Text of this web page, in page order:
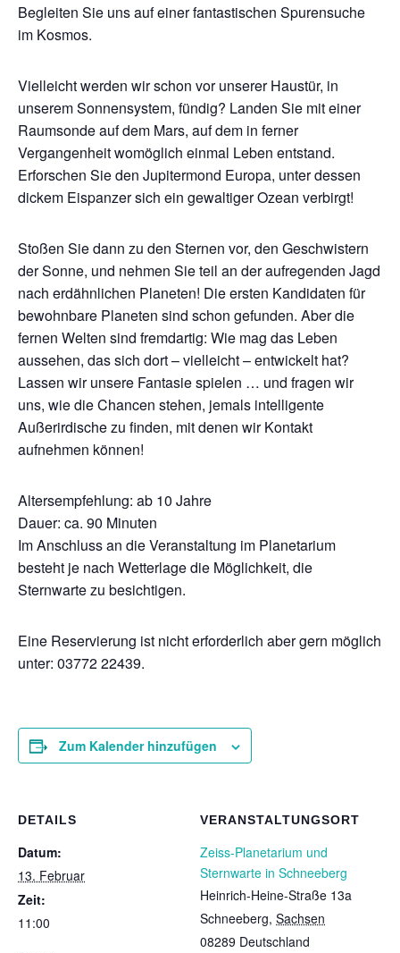
Begleiten Sie uns auf einer fantastischen Spurensuche
im Kosmos.
Vielleicht werden wir schon vor unserer Haustür, in
unserem Sonnensystem, fündig? Landen Sie mit einer
Raumsonde auf dem Mars, auf dem in ferner
Vergangenheit womöglich einmal Leben entstand.
Erforschen Sie den Jupitermond Europa, unter dessen
dickem Eispanzer sich ein gewaltiger Ozean verbirgt!
Stoßen Sie dann zu den Sternen vor, den Geschwistern
der Sonne, und nehmen Sie teil an der aufregenden Jagd
nach erdähnlichen Planeten! Die ersten Kandidaten für
bewohnbare Planeten sind schon gefunden. Aber die
fernen Welten sind fremdartig: Wie mag das Leben
aussehen, das sich dort – vielleicht – entwickelt hat?
Lassen wir unsere Fantasie spielen … und fragen wir
uns, wie die Chancen stehen, jemals intelligente
Außerirdische zu finden, mit denen wir Kontakt
aufnehmen können!
Altersempfehlung: ab 10 Jahre
Dauer: ca. 90 Minuten
Im Anschluss an die Veranstaltung im Planetarium
besteht je nach Wetterlage die Möglichkeit, die
Sternwarte zu besichtigen.
Eine Reservierung ist nicht erforderlich aber gern möglich
unter: 03772 22439.
Zum Kalender hinzufügen
DETAILS
Datum:
13. Februar
Zeit:
11:00
VERANSTALTUNGSORT
Zeiss-Planetarium und
Sternwarte in Schneeberg
Heinrich-Heine-Straße 13a
Schneeberg, Sachsen
08289 Deutschland